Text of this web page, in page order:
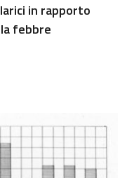
in rapporto
febbre